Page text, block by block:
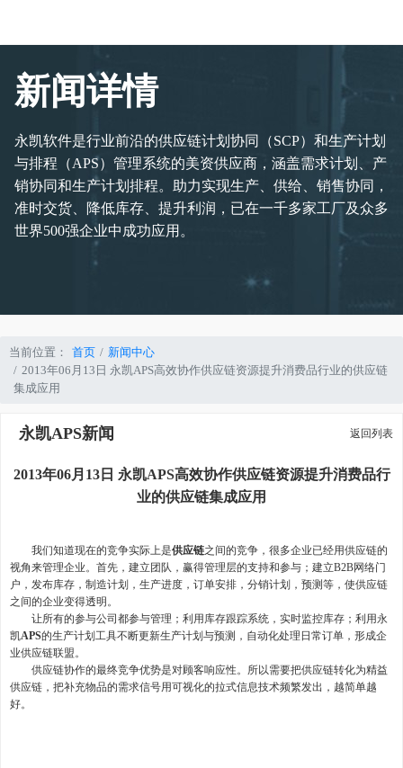
新闻详情
永凯软件是行业前沿的供应链计划协同（SCP）和生产计划
与排程（APS）管理系统的美资供应商，涵盖需求计划、产
销协同和生产计划排程。助力实现生产、供给、销售协同，
准时交货、降低库存、提升利润，已在一千多家工厂及众多
世界500强企业中成功应用。
当前位置： 首页
新闻中心
2013年06月13日 永凯APS高效协作供应链资源提升消费品行业的供应链
集成应用
永凯APS新闻 返回列表
2013年06月13日 永凯APS高效协作供应链资源提升消费品行
业的供应链集成应用
我们知道现在的竞争实际上是供应链之间的竞争，很多企业已经用供应链的
视角来管理企业。首先，建立团队，赢得管理层的支持和参与；建立B2B网络门
户，发布库存，制造计划，生产进度，订单安排，分销计划，预测等，使供应链
之间的企业变得透明。
让所有的参与公司都参与管理；利用库存跟踪系统，实时监控库存；利用永
凯APS的生产计划工具不断更新生产计划与预测，自动化处理日常订单，形成企
业供应链联盟。
供应链协作的最终竞争优势是对顾客响应性。所以需要把供应链转化为精益
供应链，把补充物品的需求信号用可视化的拉式信息技术频繁发出，越简单越
好。